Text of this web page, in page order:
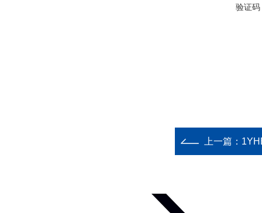
验证码
上一篇：